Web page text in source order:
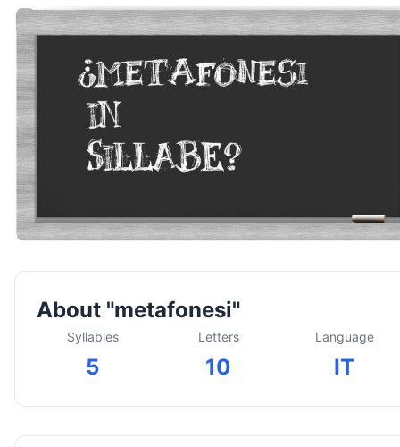
About "metafonesi"
Syllables
5
Letters
10
Language
IT